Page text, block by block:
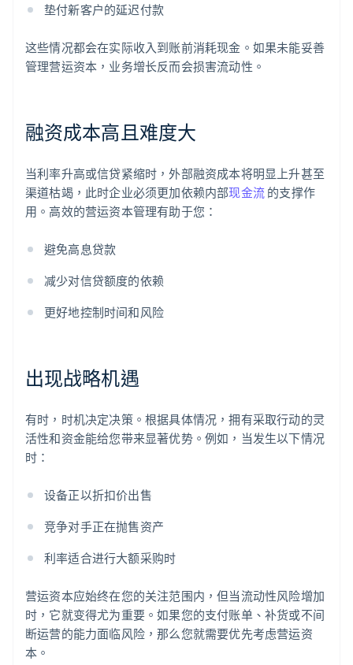
垫付新客户的延迟付款
这些情况都会在实际收入到账前消耗现金。如果未能妥善
管理营运资本，业务增长反而会损害流动性。
融资成本高且难度大
当利率升高或信贷紧缩时，外部融资成本将明显上升甚至
渠道枯竭，此时企业必须更加依赖内部现金流 的支撑作
用。高效的营运资本管理有助于您：
避免高息贷款
减少对信贷额度的依赖
更好地控制时间和风险
出现战略机遇
有时，时机决定决策。根据具体情况，拥有采取行动的灵
活性和资金能给您带来显著优势。例如，当发生以下情况
时：
设备正以折扣价出售
竞争对手正在抛售资产
利率适合进行大额采购时
营运资本应始终在您的关注范围内，但当流动性风险增加
时，它就变得尤为重要。如果您的支付账单、补货或不间
断运营的能力面临风险，那么您就需要优先考虑营运资
本。